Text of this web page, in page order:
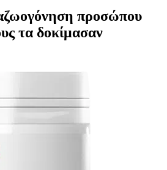
προσώπου
τα δοκίμασαν